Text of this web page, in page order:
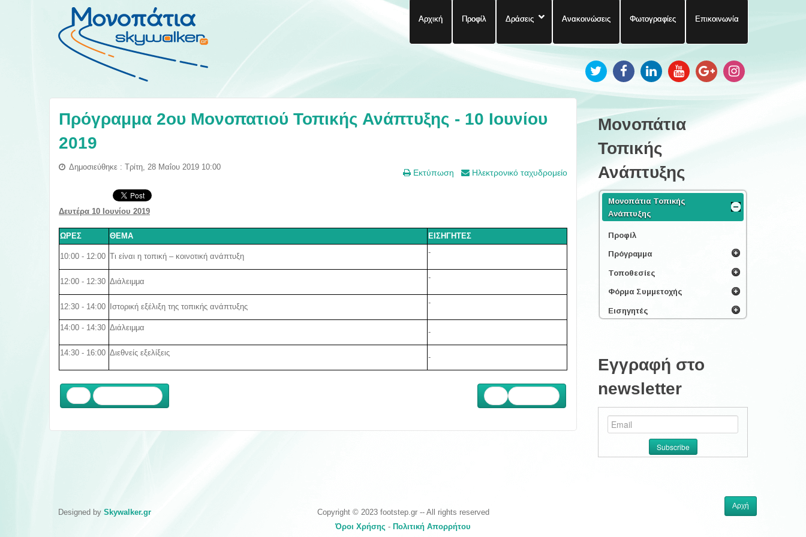
Αρχική Προφίλ Δράσεις Ανακοινώσεις Φωτογραφίες Επικοινωνία
Πρόγραμμα 2ου Μονοπατιού Τοπικής Ανάπτυξης - 10 Ιουνίου
2019
Εκτύπωση Ηλεκτρονικό ταχυδρομείο
Δημοσιεύθηκε : Τρίτη, 28 Μαΐου 2019 10:00
Δευτέρα 10 Ιουνίου 2019
ΩΡΕΣ ΘΕΜΑ ΕΙΣΗΓΗΤΕΣ
10:00 - 12:00 Τι είναι η τοπική – κοινοτική ανάπτυξη -
12:00 - 12:30 Διάλειμμα -
12:30 - 14:00 Ιστορική εξέλιξη της τοπικής ανάπτυξης -
14:00 - 14:30 Διάλειμμα -
14:30 - 16:00 Διεθνείς εξελίξεις -
Μονοπάτια
Τοπικής
Ανάπτυξης
Μονοπάτια Τοπικής
Ανάπτυξης
Προφίλ
Πρόγραμμα
Τοποθεσίες
Φόρμα Συμμετοχής
Εισηγητές
Εγγραφή στο
newsletter
Designed by Skywalker.gr
Copyright © 2023 footstep.gr -- All rights reserved
Όροι Χρήσης - Πολιτική Απορρήτου
Αρχή